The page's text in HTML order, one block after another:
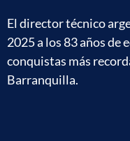
El director técnico
2025 a los 83 años de
conquistas más
Barranquilla.